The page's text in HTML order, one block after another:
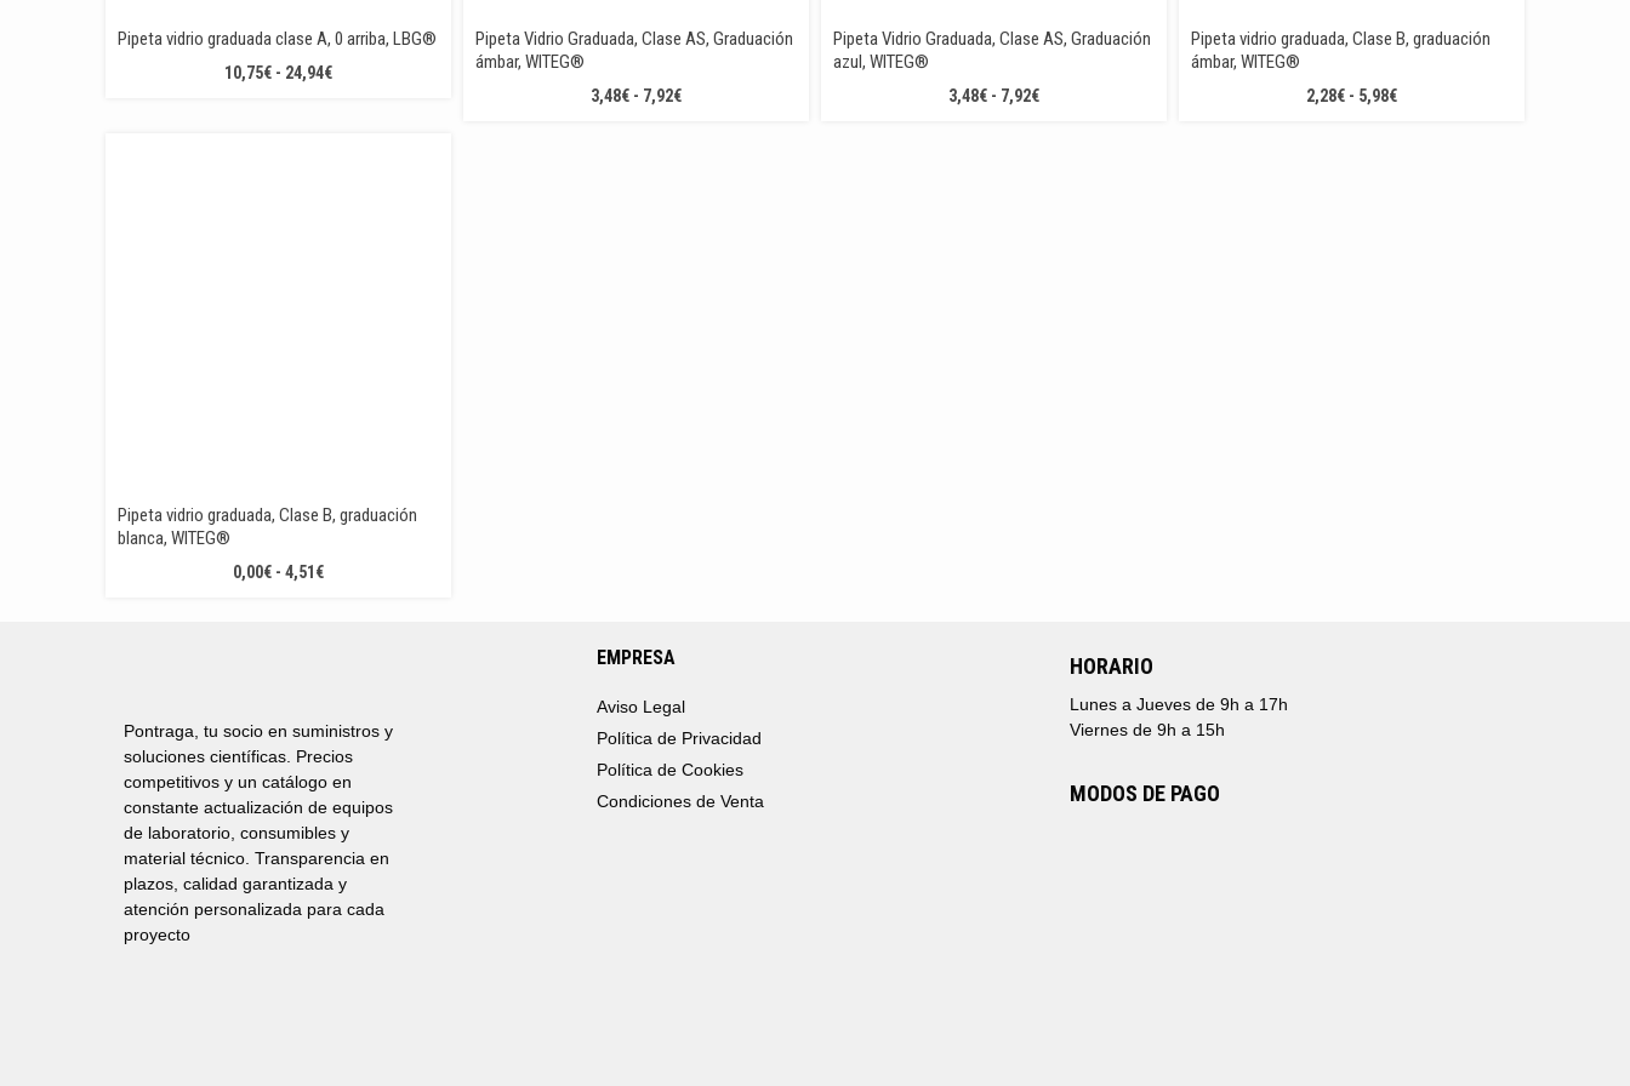
Pipeta vidrio graduada clase A, 0 arriba, LBG®
10,75€ - 24,94€RANGO
Pipeta Vidrio Graduada, Clase AS, Graduación
ámbar, WITEG®
3,48€ - 7,92€RANGO
Pipeta Vidrio Graduada, Clase AS, Graduación
azul, WITEG®
3,48€ - 7,92€RANGO
Pipeta vidrio graduada, Clase B, graduación
ámbar, WITEG®
2,28€ - 5,98€RANGO
Pipeta vidrio graduada, Clase B, graduación
blanca, WITEG®
0,00€ - 4,51 €RANGO
4,51€
Pontraga, tu socio en suministros y
soluciones científicas. Precios
competitivos y un catálogo en
constante actualización de equipos
de laboratorio, consumibles y
material técnico. Transparencia en
plazos, calidad garantizada y
atención personalizada para cada
proyecto
EMPRESA
Aviso Legal
Política de Privacidad
Política de Cookies
Condiciones de Venta
HORARIO
Lunes a Jueves de 9h a 17h
Viernes de 9h a 15h
MODOS DE PAGO